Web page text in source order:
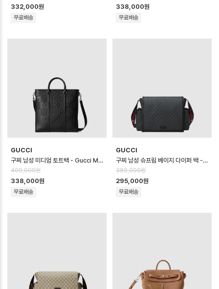
332,000원
무료배송
338,000원
무료배송
GUCCI
구찌 남성 미디엄 토트백 - Gucci Mens Medium Tote Bag - gub14…
409,000원
338,000원
무료배송
GUCCI
구찌 남성 슈프림 베이지 다이퍼 백 - Gucci Mens Supreme Beige Dia…
389,000원
295,000원
무료배송